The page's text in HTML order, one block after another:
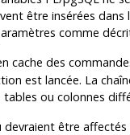
être insérées
comme
cache des
est lancée. La
ou colonnes
être affectés